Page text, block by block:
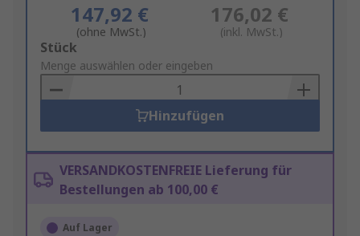
147,92 €
(ohne MwSt.)
176,02 €
(inkl. MwSt.)
Add
to
Basket
Stück
Menge auswählen oder eingeben
Hinzufügen
VERSANDKOSTENFREIE Lieferung für
Bestellungen ab 100,00 €
Auf Lager